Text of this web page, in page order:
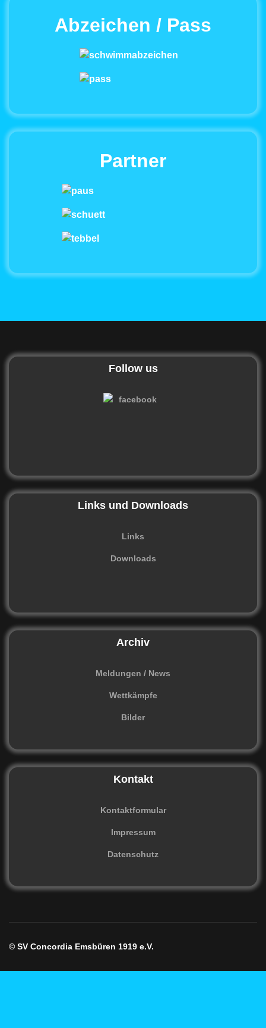
Abzeichen / Pass
Partner
Follow us
Links und Downloads
Links
Downloads
Archiv
Meldungen / News
Wettkämpfe
Bilder
Kontakt
Kontaktformular
Impressum
Datenschutz
© SV Concordia Emsbüren 1919 e.V.